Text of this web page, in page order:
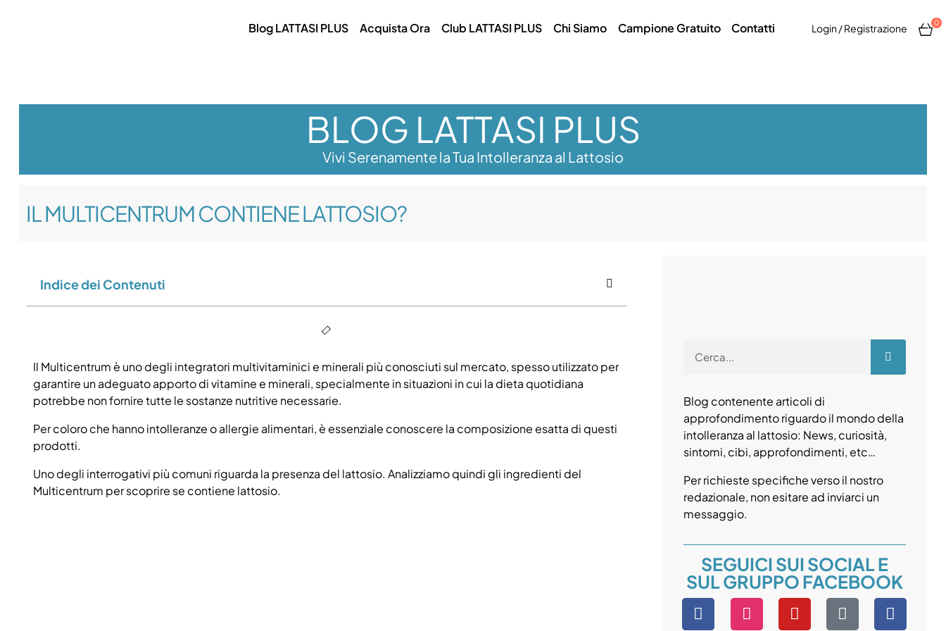
Blog LATTASI PLUS Acquista Ora Club LATTASI PLUS Chi Siamo Campione Gratuito Contatti Login / Registrazione 0
BLOG LATTASI PLUS
Vivi Serenamente la Tua Intolleranza al Lattosio
IL MULTICENTRUM CONTIENE LATTOSIO?
Indice dei Contenuti
Il Multicentrum è uno degli integratori multivitaminici e minerali più conosciuti sul mercato, spesso utilizzato per
garantire un adeguato apporto di vitamine e minerali, specialmente in situazioni in cui la dieta quotidiana
potrebbe non fornire tutte le sostanze nutritive necessarie.
Per coloro che hanno intolleranze o allergie alimentari, è essenziale conoscere la composizione esatta di questi
prodotti.
Uno degli interrogativi più comuni riguarda la presenza del lattosio. Analizziamo quindi gli ingredienti del
Multicentrum per scoprire se contiene lattosio.
Blog contenente articoli di
approfondimento riguardo il mondo della
intolleranza al lattosio: News, curiosità,
sintomi, cibi, approfondimenti, etc…
Per richieste specifiche verso il nostro
redazionale, non esitare ad inviarci un
messaggio.
SEGUICI SUI SOCIAL E
SUL GRUPPO FACEBOOK